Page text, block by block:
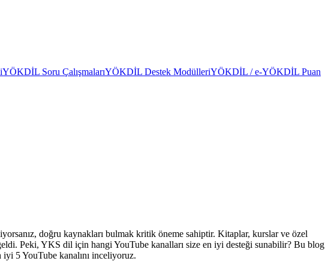
YÖKDİL Soru ÇalışmalarıYÖKDİL Destek ModülleriYÖKDİL / e-YÖKDİL Puan
doğru kaynakları bulmak kritik öneme sahiptir. Kitaplar, kurslar ve özel
Peki, YKS dil için hangi YouTube kanalları size en iyi desteği sunabilir? Bu blog
iyi 5 YouTube kanalını inceliyoruz.